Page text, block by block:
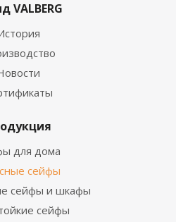
VALBERG
для дома
сейфы
сейфы и шкафы
сейфы